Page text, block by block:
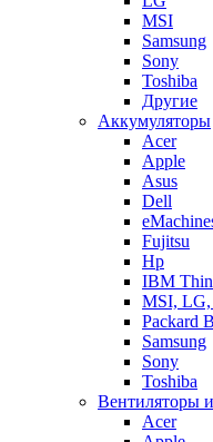
MSI
Samsung
Sony
Toshiba
Другие
Аккумуляторы
Acer
Apple
Asus
Dell
Fujitsu
Hp
IBM
MSI,
Packard
Samsung
Sony
Toshiba
Вентиляторы
Acer